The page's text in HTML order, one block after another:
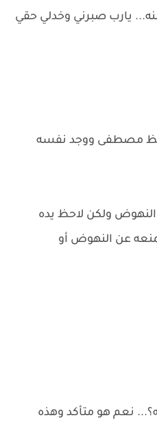
يارب صبرني وخدلي حقي
مصطفى ووجد نفسه
النهوض ولكن لاحظ يده
عن النهوض أو
نعم هو متأكد وهذه